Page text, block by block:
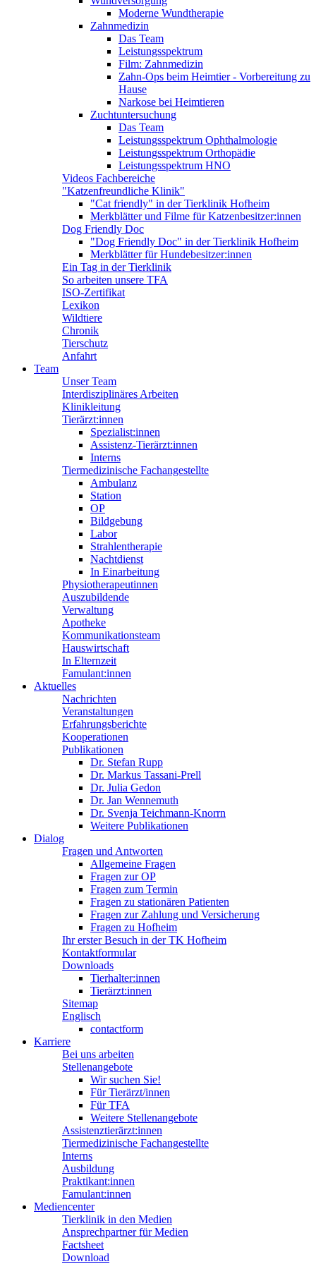
Moderne Wundtherapie
Zahnmedizin
Das Team
Leistungsspektrum
Film: Zahnmedizin
Zahn-Ops beim Heimtier - Vorbereitung zu
Hause
Narkose bei Heimtieren
Zuchtuntersuchung
Das Team
Leistungsspektrum Ophthalmologie
Leistungsspektrum Orthopädie
Leistungsspektrum HNO
Videos Fachbereiche
"Katzenfreundliche Klinik"
"Cat friendly" in der Tierklinik Hofheim
Merkblätter und Filme für Katzenbesitzer:innen
Dog Friendly Doc
"Dog Friendly Doc" in der Tierklinik Hofheim
Merkblätter für Hundebesitzer:innen
Ein Tag in der Tierklinik
So arbeiten unsere TFA
ISO-Zertifikat
Lexikon
Wildtiere
Chronik
Tierschutz
Anfahrt
Team
Unser Team
Interdisziplinäres Arbeiten
Klinikleitung
Tierärzt:innen
Spezialist:innen
Assistenz-Tierärzt:innen
Interns
Tiermedizinische Fachangestellte
Ambulanz
Station
OP
Bildgebung
Labor
Strahlentherapie
Nachtdienst
In Einarbeitung
Physiotherapeutinnen
Auszubildende
Verwaltung
Apotheke
Kommunikationsteam
Hauswirtschaft
In Elternzeit
Famulant:innen
Aktuelles
Nachrichten
Veranstaltungen
Erfahrungsberichte
Kooperationen
Publikationen
Dr. Stefan Rupp
Dr. Markus Tassani-Prell
Dr. Julia Gedon
Dr. Jan Wennemuth
Dr. Svenja Teichmann-Knorrn
Weitere Publikationen
Dialog
Fragen und Antworten
Allgemeine Fragen
Fragen zur OP
Fragen zum Termin
Fragen zu stationären Patienten
Fragen zur Zahlung und Versicherung
Fragen zu Hofheim
Ihr erster Besuch in der TK Hofheim
Kontaktformular
Downloads
Tierhalter:innen
Tierärzt:innen
Sitemap
Englisch
contactform
Karriere
Bei uns arbeiten
Stellenangebote
Wir suchen Sie!
Für Tierärzt/innen
Für TFA
Weitere Stellenangebote
Assistenztierärzt:innen
Tiermedizinische Fachangestellte
Interns
Ausbildung
Praktikant:innen
Famulant:innen
Mediencenter
Tierklinik in den Medien
Ansprechpartner für Medien
Factsheet
Download